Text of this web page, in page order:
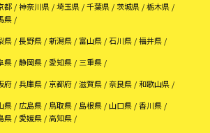
都 神奈川県 埼玉県 千葉県 茨城県
栃木県
県
県 長野県 新潟県 富山県 石川県
福井県
県 静岡県 愛知県
三重県
府 兵庫県 京都府 滋賀県 奈良県
和歌山県
県 広島県 鳥取県 島根県 山口県
香川県
県
愛媛県
高知県